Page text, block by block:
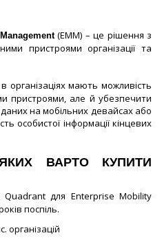
(EMM) – це рішення з
пристроями організації та
організаціях мають можливість
пристроями, але й убезпечити
на мобільних девайсах або
особистої інформації кінцевих
ВАРТО КУПИТИ
Quadrant для Enterprise Mobility
поспіль.
організацій